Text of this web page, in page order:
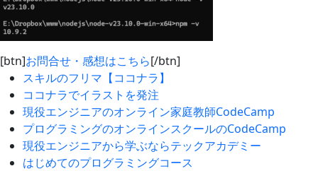
[btn]お問合せ・感想はこちら[/btn]
スキルのフリマ【ココナラ】
ココナラでイラストを発注
現役エンジニアのオンライン家庭教師CodeCamp
プログラミングのオンラインスクールのCodeCamp
現役エンジニアから学ぶならテックアカデミー
はじめてのプログラミングコース